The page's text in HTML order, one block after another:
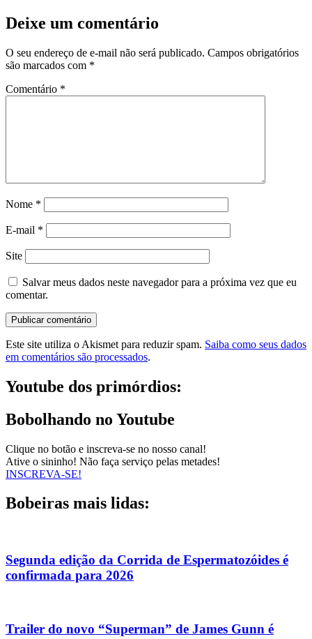
Deixe um comentário
O seu endereço de e-mail não será publicado. Campos obrigatórios
são marcados com *
Comentário *
Nome *
E-mail *
Site
Salvar meus dados neste navegador para a próxima vez que eu
comentar.
Este site utiliza o Akismet para reduzir spam. Saiba como seus dados
em comentários são processados.
Youtube dos primórdios:
Bobolhando no Youtube
Clique no botão e inscreva-se no nosso canal!
Ative o sininho! Não faça serviço pelas metades!
INSCREVA-SE!
Bobeiras mais lidas:
Segunda edição da Corrida de Espermatozóides é
confirmada para 2026
Trailer do novo “Superman” de James Gunn é